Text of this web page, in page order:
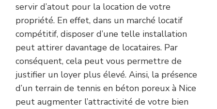
servir d’atout pour la location de votre
propriété. En effet, dans un marché locatif
compétitif, disposer d’une telle installation
peut attirer davantage de locataires. Par
conséquent, cela peut vous permettre de
justifier un loyer plus élevé. Ainsi, la présence
d’un terrain de tennis en béton poreux à Nice
peut augmenter l’attractivité de votre bien